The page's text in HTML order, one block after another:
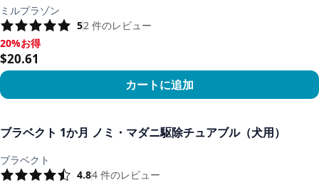
ミルプラゾン
52 件のレビュー
20%お得, $20.61
20%お得
$20.61
カートに追加
ブラベクト 1か月 ノミ・マダニ駆除チュアブル（犬用）
ブラベクト
4.84 件のレビュー